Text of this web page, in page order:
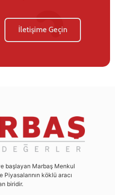
İletişime Geçin
başlayan Marbaş Menkul
köklü aracı
biridir.